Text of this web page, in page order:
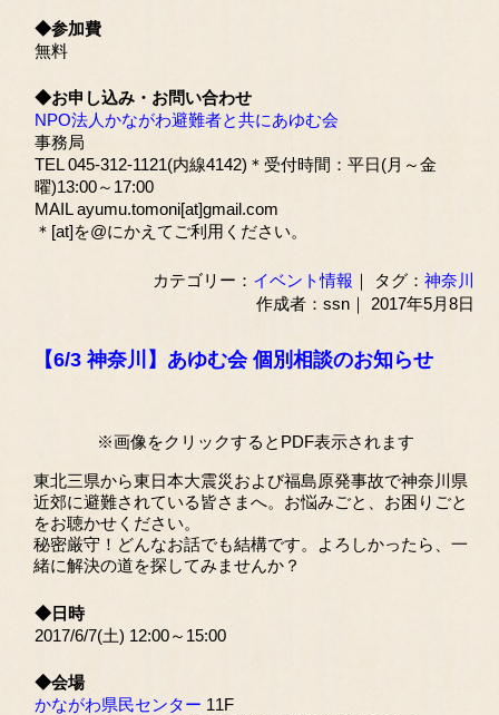
◆参加費
無料
◆お申し込み・お問い合わせ
NPO法人かながわ避難者と共にあゆむ会
事務局
TEL 045-312-1121(内線4142)＊受付時間：平日(月～金
曜)13:00～17:00
MAIL ayumu.tomoni[at]gmail.com
＊[at]を@にかえてご利用ください。
カテゴリー： イベント情報 ｜ タグ：神奈川
作成者：ssn｜ 2017年5月8日
【6/3 神奈川】あゆむ会 個別相談のお知らせ
※画像をクリックするとPDF表示されます
東北三県から東日本大震災および福島原発事故で神奈川県
近郊に避難されている皆さまへ。お悩みごと、お困りごと
をお聴かせください。
秘密厳守！どんなお話でも結構です。よろしかったら、一
緒に解決の道を探してみませんか？
◆日時
2017/6/7(土) 12:00～15:00
◆会場
かながわ県民センター 11F